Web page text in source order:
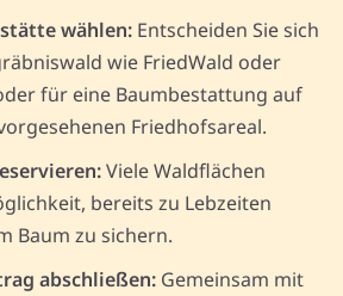
wählen: Entscheiden Sie sich
wie FriedWald oder
für eine Baumbestattung auf
Friedhofsareal.
Viele Waldflächen
bereits zu Lebzeiten
Baum zu sichern.
abschließen: Gemeinsam mit